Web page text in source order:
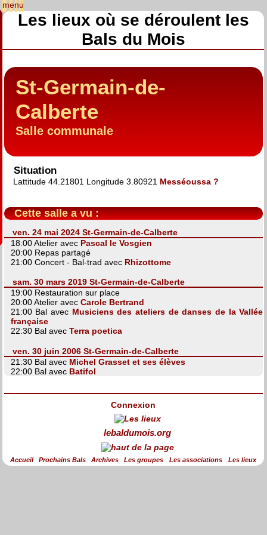
Les lieux où se déroulent les
Bals du Mois
St-Germain-de-
Calberte
Salle communale
Situation
Lattitude 44.21801 Longitude 3.80921 Messéoussa ?
Cette salle a vu :
ven. 24 mai 2024 St-Germain-de-Calberte
18:00 Atelier avec Pascal le Vosgien
20:00 Repas partagé
21:00 Concert - Bal-trad avec Rhizottome
sam. 30 mars 2019 St-Germain-de-Calberte
19:00 Restauration sur place
20:00 Atelier avec Carole Bertrand
21:00 Bal avec Musiciens des ateliers de danses de la Vallée
française
22:30 Bal avec Terra poetica
ven. 30 juin 2006 St-Germain-de-Calberte
21:30 Bal avec Michel Grasset et ses élèves
22:00 Bal avec Batifol
Connexion
lebaldumois.org
Accueil Prochains Bals Archives Les groupes Les associations Les lieux